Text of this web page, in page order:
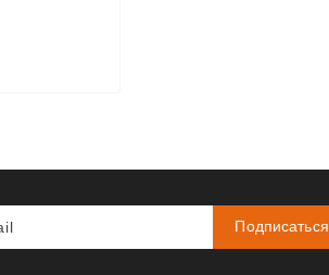
Подписаться